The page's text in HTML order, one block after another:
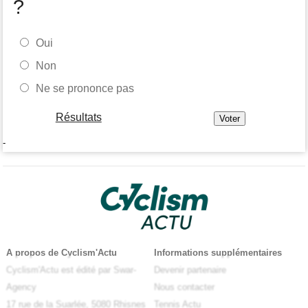
?
Oui
Non
Ne se prononce pas
Résultats
-
A propos de Cyclism'Actu
Cyclism'Actu est édité par Swar-
Agency
17 rue de la Suarlée, 5080 Rhisnes
Informations supplémentaires
Devenir partenaire
Nous contacter
Tennis Actu